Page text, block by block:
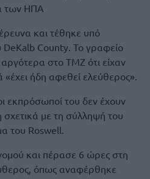
των ΗΠΑ
και τέθηκε υπό
County. Το γραφείο
στο TMZ ότι είχαν
ήδη αφεθεί ελεύθερος».
εκπρόσωποί του δεν έχουν
με τη σύλληψή του
του Roswell.
και πέρασε 6 ώρες στη
όπως αναφέρθηκε